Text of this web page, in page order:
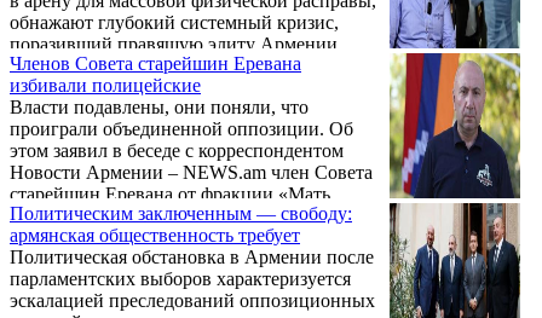
процессы и внутриполитическую ситуацию
в Армении, утверждая, что происходящее
касается не только отдельных политических
деятелей, но и всего оппозиционного поля.
Ниже приводим обращение Андраника
Теваняна ...
обнажают глубокий системный кризис,
поразивший правящую элиту Армении.
Инцидент начался с политических
обвинений в краже голосов, но мгновенно
перерос в побоище после того, как вице-мэр
от правящего «Гражданского договора»
Армен Памбухчян в одностороннем порядке
потребовал от оппозиционера Геворка
Степаняна покинуть зал, попутно обвинив
лидера блока «Мать Армения» Андраника
Теваняна ...
Членов Совета старейшин Еревана
избивали полицейские
Власти подавлены, они поняли, что
проиграли объединенной оппозиции. Об
этом заявил в беседе с корреспондентом
Новости Армении – NEWS.am член Совета
старейшин Еревана от фракции «Мать
Армения» Саркис Тер-Есаян, комментируя
произошедшую 23 июня в мэрии Еревана
драку, во время которой он получил травму
лица — у него синяк под глазом.
Политическим заключенным — свободу:
армянская общественность требует
Политическая обстановка в Армении после
парламентских выборов характеризуется
эскалацией преследований оппозиционных